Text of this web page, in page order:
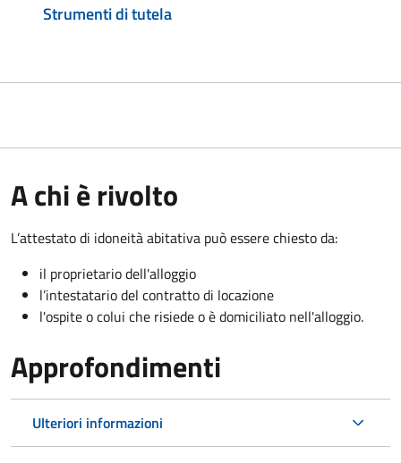
Strumenti di tutela
A chi è rivolto
L’attestato di idoneità abitativa può essere chiesto da:
il proprietario dell'alloggio
l’intestatario del contratto di locazione
l'ospite o colui che risiede o è domiciliato nell'alloggio.
Approfondimenti
Ulteriori informazioni